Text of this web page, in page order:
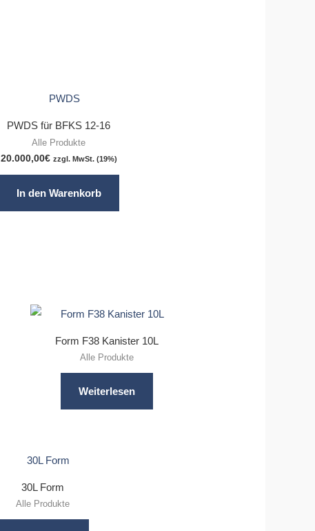
PWDS für BFKS 12-16
Alle Produkte
20.000,00€ zzgl. MwSt. (19%)
In den Warenkorb
Form F38 Kanister 10L
Alle Produkte
Weiterlesen
30L Form
Alle Produkte